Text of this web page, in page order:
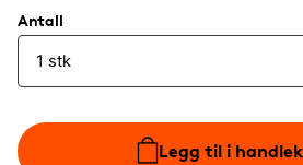
Antall
Legg til i